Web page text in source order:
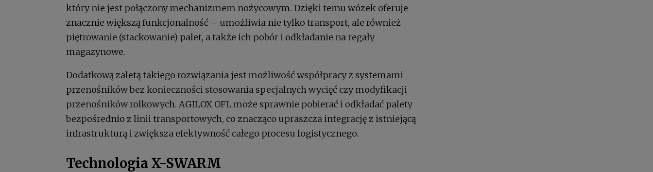
który nie jest połączony mechanizmem nożycowym. Dzięki temu wózek oferuje
znacznie większą funkcjonalność – umożliwia nie tylko transport, ale również
piętrowanie (stackowanie) palet, a także ich pobór i odkładanie na regały
magazynowe.
Dodatkową zaletą takiego rozwiązania jest możliwość współpracy z systemami
przenośników bez konieczności stosowania specjalnych wycięć czy modyfikacji
przenośników rolkowych. AGILOX OFL może sprawnie pobierać i odkładać palety
bezpośrednio z linii transportowych, co znacząco upraszcza integrację z istniejącą
infrastrukturą i zwiększa efektywność całego procesu logistycznego.
Technologia X-SWARM